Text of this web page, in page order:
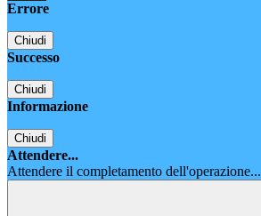
Errore
Chiudi
Successo
Chiudi
Informazione
Chiudi
Attendere...
Attendere il completamento dell'operazione...